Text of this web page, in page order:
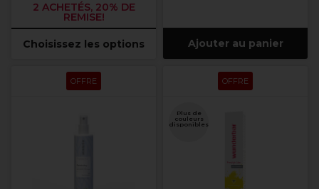
2 ACHETÉS, 20% DE
REMISE!
Choisissez les options Ajouter au panier
OFFRE OFFRE
Plus de
couleurs
disponibles